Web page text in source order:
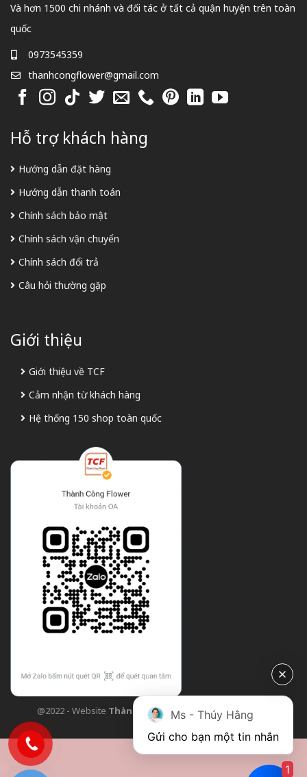
Và hơn 1500 chi nhánh và đối tác ở tất cả quận huyện trên toàn
quốc
0973545359
thanhcongflower@gmail.com
Hỗ trợ khách hàng
Hướng dẫn đặt hàng
Hướng dẫn thanh toán
Chính sách bảo mật
Chính sách vận chuyển
Chính sách đổi trả
Câu hỏi thường gặp
Giới thiệu
Giới thiệu về TCF
Cảm nhận từ khách hàng
Hệ thống 150 shop toàn quốc
@2022 - Website Thành Công Flower| Design bởi
Ms - Thúy Hằng
Gửi cho bạn một tin nhắn
1